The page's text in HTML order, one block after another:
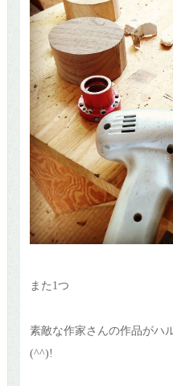
また1つ
素敵な作家さんの作品がハ
(^^)!